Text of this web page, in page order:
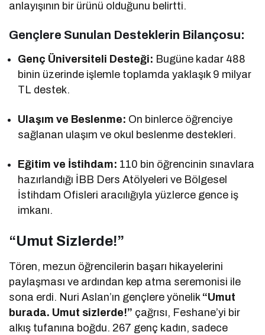
anlayışının bir ürünü olduğunu belirtti.
Gençlere Sunulan Desteklerin Bilançosu:
Genç Üniversiteli Desteği: Bugüne kadar 488
binin üzerinde işlemle toplamda yaklaşık 9 milyar
TL destek.
Ulaşım ve Beslenme: On binlerce öğrenciye
sağlanan ulaşım ve okul beslenme destekleri.
Eğitim ve İstihdam: 110 bin öğrencinin sınavlara
hazırlandığı İBB Ders Atölyeleri ve Bölgesel
İstihdam Ofisleri aracılığıyla yüzlerce gence iş
imkanı.
“Umut Sizlerde!”
Tören, mezun öğrencilerin başarı hikayelerini
paylaşması ve ardından kep atma seremonisi ile
sona erdi. Nuri Aslan’ın gençlere yönelik “Umut
burada. Umut sizlerde!” çağrısı, Feshane’yi bir
alkış tufanına boğdu. 267 genç kadın, sadece